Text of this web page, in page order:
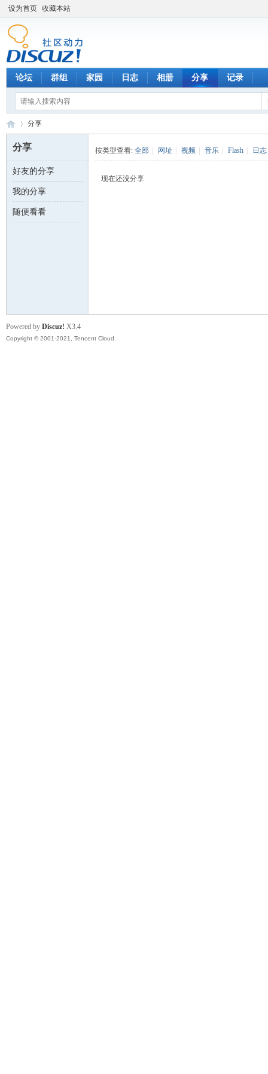
设为首页 收藏本站
论坛 群组 家园 日志 相册 分享 记录
数 ›
分享
分享
好友的分享
我的分享
随便看看
按类型查看: 全部 网址 视频 音乐 Flash 日志
现在还没分享
Powered by Discuz! X3.4
Copyright © 2001-2021, Tencent Cloud.